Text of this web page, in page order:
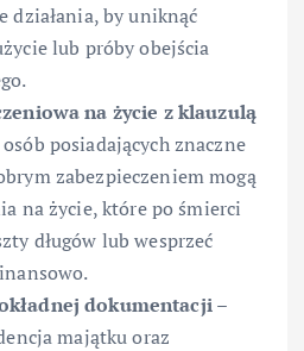
działania, by uniknąć
lub próby obejścia
na życie z klauzulą
posiadających znaczne
zabezpieczeniem mogą
na życie, które po śmierci
długów lub wesprzeć
dokumentacji–
majątku oraz